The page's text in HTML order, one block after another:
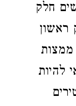
חלק
ראשון
ממצות
להיות